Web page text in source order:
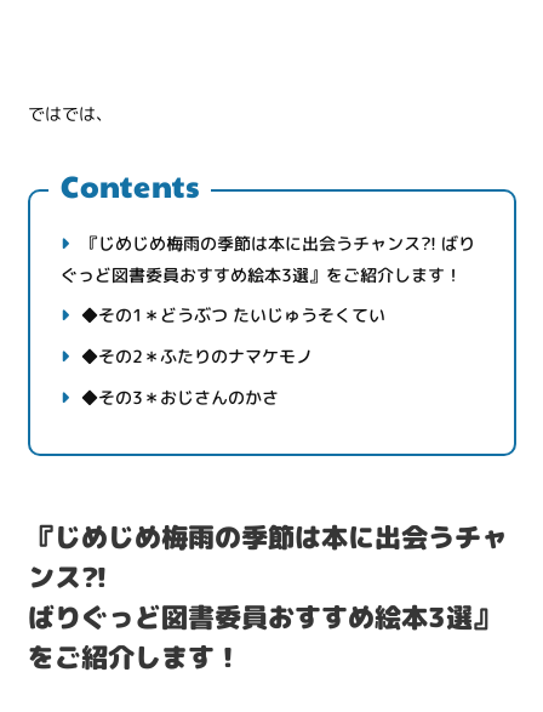
ではでは、
Contents
『じめじめ梅雨の季節は本に出会うチャンス?! ばり
ぐっど図書委員おすすめ絵本3選』をご紹介します！
◆その1＊どうぶつ たいじゅうそくてい
◆その2＊ふたりのナマケモノ
◆その3＊おじさんのかさ
『じめじめ梅雨の季節は本に出会うチャ
ンス?!
ばりぐっど図書委員おすすめ絵本3選』
をご紹介します！